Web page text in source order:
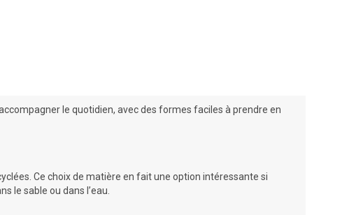
le quotidien, avec des formes faciles à prendre en
Ce choix de matière en fait une option intéressante si
le sable ou dans l’eau.